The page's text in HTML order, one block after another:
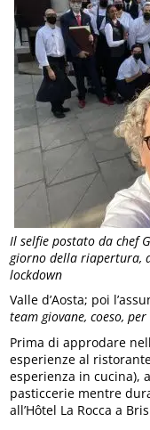
Il selfie postato da chef
giorno della riapertura,
lockdown
Valle d’Aosta; poi
team giovane, coeso,
Prima di approdare
esperienze al
esperienza in cucina),
pasticcerie mentre
all’Hôtel La Rocca a